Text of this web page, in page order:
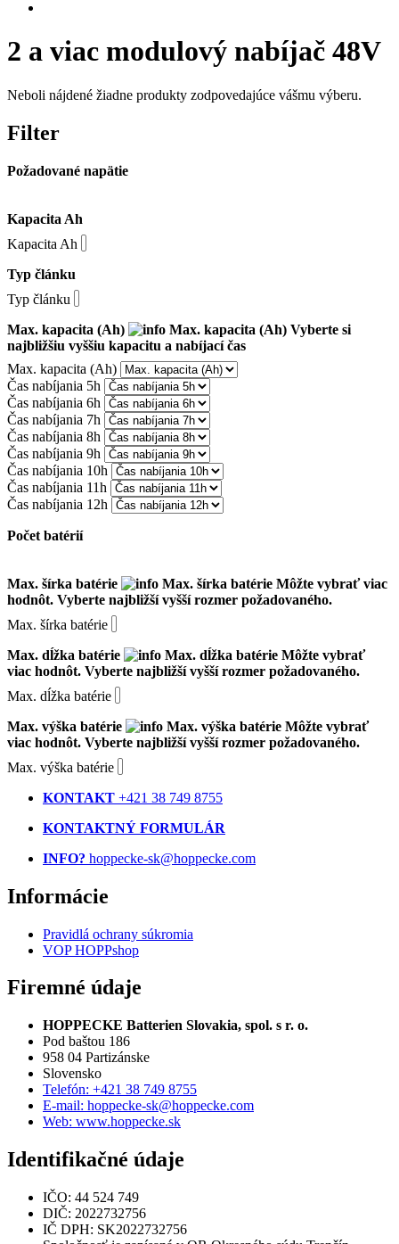
2 a viac modulový nabíjač 48V
Neboli nájdené žiadne produkty zodpovedajúce vášmu výberu.
Filter
Požadované napätie
Kapacita Ah
Kapacita Ah
Typ článku
Typ článku
Max. kapacita (Ah)
Max. kapacita (Ah) Vyberte si
najbližšiu vyššiu kapacitu a nabíjací čas
Max. kapacita (Ah)
Čas nabíjania 5h
Čas nabíjania 6h
Čas nabíjania 7h
Čas nabíjania 8h
Čas nabíjania 9h
Čas nabíjania 10h
Čas nabíjania 11h
Čas nabíjania 12h
Počet batérií
Max. šírka batérie Max. šírka batérie Môžte vybrať viac
hodnôt. Vyberte najbližší vyšší rozmer požadovaného.
Max. šírka batérie
Max. dĺžka batérie
Max. dĺžka batérie Môžte vybrať
viac hodnôt. Vyberte najbližší vyšší rozmer požadovaného.
Max. dĺžka batérie
Max. výška batérie
Max. výška batérie Môžte vybrať
viac hodnôt. Vyberte najbližší vyšší rozmer požadovaného.
Max. výška batérie
KONTAKT +421 38 749 8755
KONTAKTNÝ FORMULÁR
INFO? hoppecke-sk@hoppecke.com
Informácie
Pravidlá ochrany súkromia
VOP HOPPshop
Firemné údaje
HOPPECKE Batterien Slovakia, spol. s r. o.
Pod baštou 186
958 04 Partizánske
Slovensko
Telefón: +421 38 749 8755
E-mail: hoppecke-sk@hoppecke.com
Web: www.hoppecke.sk
Identifikačné údaje
IČO: 44 524 749
DIČ: 2022732756
IČ DPH: SK2022732756